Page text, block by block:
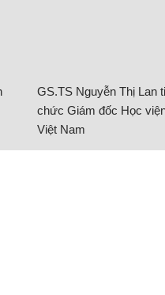
GS.TS Nguyễn Thị Lan
chức Giám đốc Học
Việt Nam